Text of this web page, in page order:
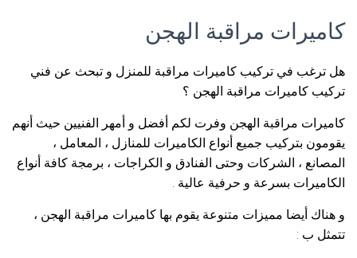
كاميرات مراقبة الهجن
هل ترغب في تركيب كاميرات مراقبة للمنزل و تبحث عن فني
تركيب كاميرات مراقبة الهجن ؟
كاميرات مراقبة الهجن وفرت لكم أفضل و أمهر الفنيين حيث أنهم
يقومون بتركيب جميع أنواع الكاميرات للمنازل ، المعامل ،
المصانع ، الشركات وحتى الفنادق و الكراجات ، برمجة كافة أنواع
الكاميرات بسرعة و حرفية عالية .
و هناك أيضا مميزات متنوعة يقوم بها كاميرات مراقبة الهجن ،
تتمثل ب :